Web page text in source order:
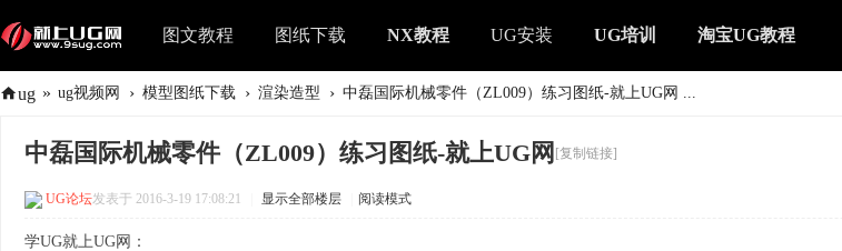
图文教程 图纸下载 NX教程 UG安装 UG培训 淘宝UG教程
ug » ug视频网 › 模型图纸下载 › 渲染造型 › 中磊国际机械零件（ZL009）练习图纸-就上UG网 ...
中磊国际机械零件（ZL009）练习图纸-就上UG网 [复制链接]
UG论坛发表于 2016-3-19 17:08:21 显示全部楼层 阅读模式
学UG就上UG网：